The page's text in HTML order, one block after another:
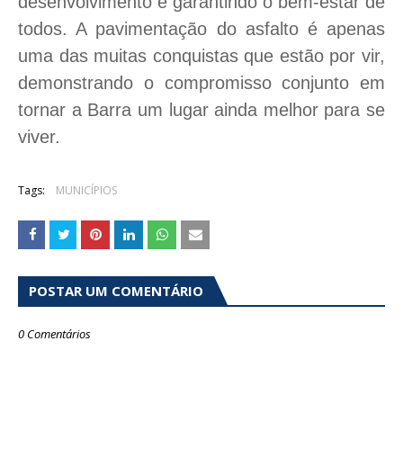
todos. A pavimentação do asfalto é apenas
uma das muitas conquistas que estão por vir,
demonstrando o compromisso conjunto em
tornar a Barra um lugar ainda melhor para se
viver.
Tags: MUNICÍPIOS
POSTAR UM COMENTÁRIO
0 Comentários